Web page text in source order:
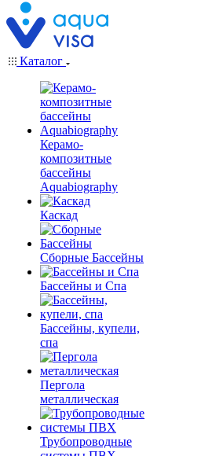
Каталог
Керамо-
композитные
бассейны
Aquabiography
Каскад
Сборные Бассейны
Бассейны и Спа
Бассейны, купели,
спа
Пергола
металлическая
Трубопроводные